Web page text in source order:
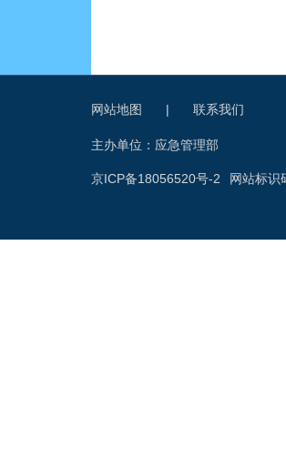
网站地图 | 联系我们
主办单位：应急管理部
网站标识
京ICP备18056520号-2